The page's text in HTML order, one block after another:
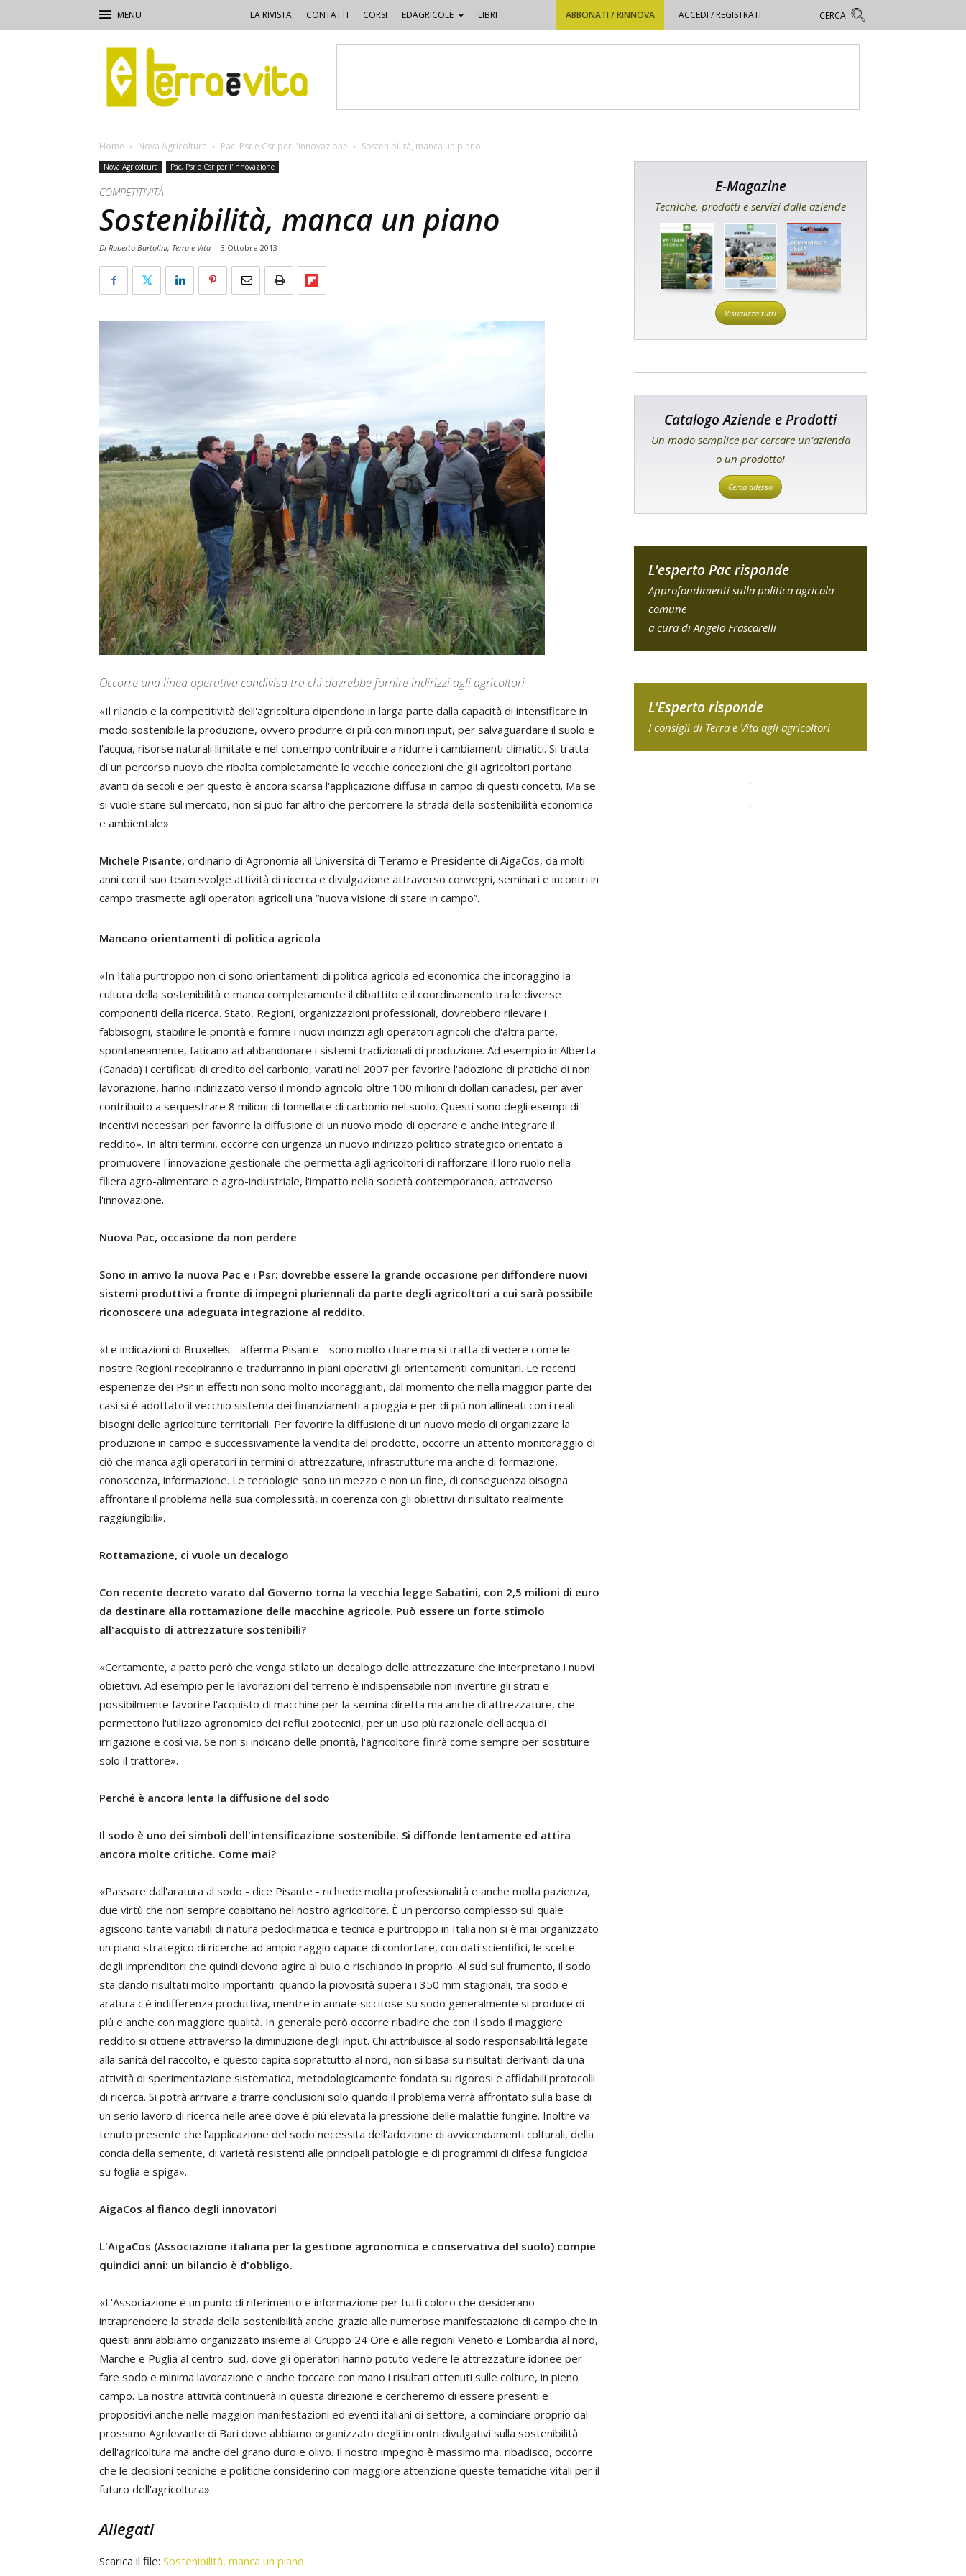
LA RIVISTA CONTATTI CORSI EDAGRICOLE LIBRI ABBONATI / RINNOVA ACCEDI / REGISTRATI
Terra
e
Vita
Home Nova Agricoltura Pac, Psr e Csr per l'innovazione Sostenibilità, manca un piano
Nova Agricoltura Pac, Psr e Csr per l'innovazione
COMPETITIVITÀ
Sostenibilità, manca un piano
Di Roberto Bartolini, Terra e Vita - 3 Ottobre 2013
Occorre una linea operativa condivisa tra chi dovrebbe fornire indirizzi agli agricoltori
«Il rilancio e la competitività dell'agricoltura dipendono in larga parte dalla capacità di intensificare in
modo sostenibile la produzione, ovvero produrre di più con minori input, per salvaguardare il suolo e
l'acqua, risorse naturali limitate e nel contempo contribuire a ridurre i cambiamenti climatici. Si tratta
di un percorso nuovo che ribalta completamente le vecchie concezioni che gli agricoltori portano
avanti da secoli e per questo è ancora scarsa l'applicazione diffusa in campo di questi concetti. Ma se
si vuole stare sul mercato, non si può far altro che percorrere la strada della sostenibilità economica
e ambientale».
Michele Pisante, ordinario di Agronomia all'Università di Teramo e Presidente di AigaCos, da molti
anni con il suo team svolge attività di ricerca e divulgazione attraverso convegni, seminari e incontri in
campo trasmette agli operatori agricoli una “nuova visione di stare in campo”.
Mancano orientamenti di politica agricola
«In Italia purtroppo non ci sono orientamenti di politica agricola ed economica che incoraggino la
cultura della sostenibilità e manca completamente il dibattito e il coordinamento tra le diverse
componenti della ricerca. Stato, Regioni, organizzazioni professionali, dovrebbero rilevare i
fabbisogni, stabilire le priorità e fornire i nuovi indirizzi agli operatori agricoli che d'altra parte,
spontaneamente, faticano ad abbandonare i sistemi tradizionali di produzione. Ad esempio in Alberta
(Canada) i certificati di credito del carbonio, varati nel 2007 per favorire l'adozione di pratiche di non
lavorazione, hanno indirizzato verso il mondo agricolo oltre 100 milioni di dollari canadesi, per aver
contribuito a sequestrare 8 milioni di tonnellate di carbonio nel suolo. Questi sono degli esempi di
incentivi necessari per favorire la diffusione di un nuovo modo di operare e anche integrare il
reddito». In altri termini, occorre con urgenza un nuovo indirizzo politico strategico orientato a
promuovere l'innovazione gestionale che permetta agli agricoltori di rafforzare il loro ruolo nella
filiera agro-alimentare e agro-industriale, l'impatto nella società contemporanea, attraverso
l'innovazione.
Nuova Pac, occasione da non perdere
Sono in arrivo la nuova Pac e i Psr: dovrebbe essere la grande occasione per diffondere nuovi
sistemi produttivi a fronte di impegni pluriennali da parte degli agricoltori a cui sarà possibile
riconoscere una adeguata integrazione al reddito.
«Le indicazioni di Bruxelles - afferma Pisante - sono molto chiare ma si tratta di vedere come le
nostre Regioni recepiranno e tradurranno in piani operativi gli orientamenti comunitari. Le recenti
esperienze dei Psr in effetti non sono molto incoraggianti, dal momento che nella maggior parte dei
casi si è adottato il vecchio sistema dei finanziamenti a pioggia e per di più non allineati con i reali
bisogni delle agricolture territoriali. Per favorire la diffusione di un nuovo modo di organizzare la
produzione in campo e successivamente la vendita del prodotto, occorre un attento monitoraggio di
ciò che manca agli operatori in termini di attrezzature, infrastrutture ma anche di formazione,
conoscenza, informazione. Le tecnologie sono un mezzo e non un fine, di conseguenza bisogna
affrontare il problema nella sua complessità, in coerenza con gli obiettivi di risultato realmente
raggiungibili».
Rottamazione, ci vuole un decalogo
Con recente decreto varato dal Governo torna la vecchia legge Sabatini, con 2,5 milioni di euro
da destinare alla rottamazione delle macchine agricole. Può essere un forte stimolo
all'acquisto di attrezzature sostenibili?
«Certamente, a patto però che venga stilato un decalogo delle attrezzature che interpretano i nuovi
obiettivi. Ad esempio per le lavorazioni del terreno è indispensabile non invertire gli strati e
possibilmente favorire l'acquisto di macchine per la semina diretta ma anche di attrezzature, che
permettono l'utilizzo agronomico dei reflui zootecnici, per un uso più razionale dell'acqua di
irrigazione e così via. Se non si indicano delle priorità, l'agricoltore finirà come sempre per sostituire
solo il trattore».
Perché è ancora lenta la diffusione del sodo
Il sodo è uno dei simboli dell'intensificazione sostenibile. Si diffonde lentamente ed attira
ancora molte critiche. Come mai?
«Passare dall'aratura al sodo - dice Pisante - richiede molta professionalità e anche molta pazienza,
due virtù che non sempre coabitano nel nostro agricoltore. È un percorso complesso sul quale
agiscono tante variabili di natura pedoclimatica e tecnica e purtroppo in Italia non si è mai organizzato
un piano strategico di ricerche ad ampio raggio capace di confortare, con dati scientifici, le scelte
degli imprenditori che quindi devono agire al buio e rischiando in proprio. Al sud sul frumento, il sodo
sta dando risultati molto importanti: quando la piovosità supera i 350 mm stagionali, tra sodo e
aratura c'è indifferenza produttiva, mentre in annate siccitose su sodo generalmente si produce di
più e anche con maggiore qualità. In generale però occorre ribadire che con il sodo il maggiore
reddito si ottiene attraverso la diminuzione degli input. Chi attribuisce al sodo responsabilità legate
alla sanità del raccolto, e questo capita soprattutto al nord, non si basa su risultati derivanti da una
attività di sperimentazione sistematica, metodologicamente fondata su rigorosi e affidabili protocolli
di ricerca. Si potrà arrivare a trarre conclusioni solo quando il problema verrà affrontato sulla base di
un serio lavoro di ricerca nelle aree dove è più elevata la pressione delle malattie fungine. Inoltre va
tenuto presente che l'applicazione del sodo necessita dell'adozione di avvicendamenti colturali, della
concia della semente, di varietà resistenti alle principali patologie e di programmi di difesa fungicida
su foglia e spiga».
AigaCos al fianco degli innovatori
L'AigaCos (Associazione italiana per la gestione agronomica e conservativa del suolo) compie
quindici anni: un bilancio è d'obbligo.
«L'Associazione è un punto di riferimento e informazione per tutti coloro che desiderano
intraprendere la strada della sostenibilità anche grazie alle numerose manifestazione di campo che in
questi anni abbiamo organizzato insieme al Gruppo 24 Ore e alle regioni Veneto e Lombardia al nord,
Marche e Puglia al centro-sud, dove gli operatori hanno potuto vedere le attrezzature idonee per
fare sodo e minima lavorazione e anche toccare con mano i risultati ottenuti sulle colture, in pieno
campo. La nostra attività continuerà in questa direzione e cercheremo di essere presenti e
propositivi anche nelle maggiori manifestazioni ed eventi italiani di settore, a cominciare proprio dal
prossimo Agrilevante di Bari dove abbiamo organizzato degli incontri divulgativi sulla sostenibilità
dell'agricoltura ma anche del grano duro e olivo. Il nostro impegno è massimo ma, ribadisco, occorre
che le decisioni tecniche e politiche considerino con maggiore attenzione queste tematiche vitali per il
futuro dell'agricoltura».
Allegati
Scarica il file: Sostenibilità, manca un piano
E-Magazine
Tecniche, prodotti e servizi dalle aziende
Visualizza tutti
Catalogo Aziende e Prodotti
Un modo semplice per cercare un'azienda
o un prodotto!
Cerca adesso
L'esperto Pac risponde
Approfondimenti sulla politica agricola
comune
a cura di Angelo Frascarelli
L'Esperto risponde
I consigli di Terra e Vita agli agricoltori